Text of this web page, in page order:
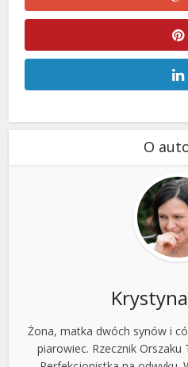
O
Żona, matka dwóch synów i
piarowiec. Rzecznik Orszaku